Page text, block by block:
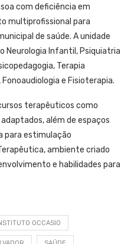
com deficiência em
multiprofissional para
de saúde. A unidade
Neurologia Infantil, Psiquiatria
Terapia
e Fisioterapia.
terapêuticos como
além de espaços
para estimulação
ambiente criado
e habilidades para
OCCASIO